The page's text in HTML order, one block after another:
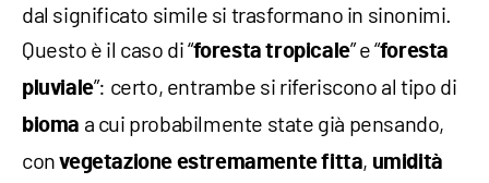
dal significato simile si trasformano in sinonimi.
Questo è il caso di “foresta tropicale” e “foresta
pluviale”: certo, entrambe si riferiscono al tipo di
bioma a cui probabilmente state già pensando,
convegetazione estremamentefitta, umidità